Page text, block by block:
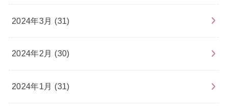
2024年3月 (31)
2024年2月 (30)
2024年1月 (31)